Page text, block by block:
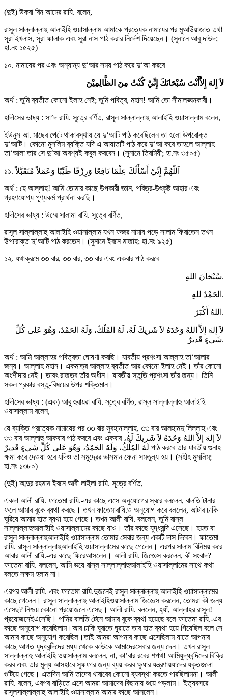
(দুই) উকবা বিন আমের রাযি. বলেন,
রাসূল সাল্লাল্লাহু আলাইহি ওয়াসাল্লাম আমাকে প্রত্যেক নামাযের পর মুআউয়াজাত তথা
সূরা ইখলাস, সূরা ফালাক এবং সূরা নাস পাঠ করার নির্দেশ দিয়েছেন। (সুনানে আবু দাউদ;
হা.নং ১৫২৫)
১০. নামাযের পর এবং অন্যান্য দু‘আর সময় পাঠ করে দু‘আ করবে
لاَ إِلهَ إِلاَّأَنْتَ سُبْحَانَكَ إِنِّيْ كُنْتُ مِنَ الظَّالِمِيْنَ
অর্থ : তুমি ব্যতীত কোনো ইলাহ নেই; তুমি পবিত্র, মহান! আমি তো সীমালঙ্ঘনকারী।
হাদীসের ভাষ্য : সা’দ রাযি. সূত্রে বর্ণিত, রাসূল সাল্লাল্লাহু আলাইহি ওয়াসাল্লাম বলেন,
ইউনুস আ. মাছের পেটে থাকাবস্থায় যে দু‘আটি পাঠ করেছিলেন তা হলো উপরোক্ত
দু‘আটি। কোনো মুসলিম ব্যক্তি যদি এ আয়াতটি পাঠ করে দু‘আ করে তাহলে আল্লাহ
তা‘আলা তার সে দু‘আ অবশ্যই কবুল করবেন। (সুনানে তিরমিযী; হা.নং ৩৫০৫)
১১. اَللّهُمَّ إِنِّيْ أَسْأَلُكَ عِلْمًا نَافِعًا وَرِزْقًا طَيِّبًا وَعَمَلاً مُتَقَبَّلاً
অর্থ : হে আল্লাহ! আমি তোমার কাছে উপকারী জ্ঞান, পবিত্র-উৎকৃষ্ট আহার এবং
গ্রহণযোগ্য পূণ্যকর্ম প্রার্থনা করছি।
হাদীসের ভাষ্য : উম্মে সালামা রাযি. সূত্রে বর্ণিত,
রাসূল সাল্লাল্লাহু আলাইহি ওয়াসাল্লাম যখন ফজর নামায পড়ে সালাম ফিরাতেন তখন
উপরোক্ত দু‘আটি পাঠ করতেন। (সুনানে ইবনে মাজাহ; হা.নং ৯২৫)
১২. যথাক্রমে ৩৩ বার, ৩৩ বার, ৩৩ বার এবং একবার পাঠ করবে
سُبْحَانَ اللهِ.
الحَمْدُ للهِ.
اللهُ أَكْبَرُ.
لاَ إلهَ إلاَّ اللهُ وَحْدَهُ لاَ شَريكَ لَهُ، لَهُ المُلْكُ، وَلَهُ الحَمْدُ، وَهُوَ عَلى كُلِّ
شَيءٍ قَديرٌ.
অর্থ : আমি আল্লাহর পবিত্রতা ঘোষণা করছি। যাবতীয় প্রশংসা আল্লাহ তা‘আলার
জন্য। আল্লাহ মহান। একমাত্র আল্লাহ ব্যতীত আর কোনো ইলাহ নেই। তাঁর কোনো
অংশীদার নেই। তাবৎ রাজত্ব তাঁর অধীন। যাবতীয় স্তুতি প্রশংসা তাঁর জন্য। তিনি
সকল প্রকার বস্তু-বিষয়ের উপর শক্তিমান।
হাদীসের ভাষ্য : (এক) আবু হুরায়রা রাযি. সূত্রে বর্ণিত, রাসূল সাল্লাল্লাহু আলাইহি
ওয়াসাল্লাম বলেন,
যে ব্যক্তি প্রত্যেক নামাযের পর ৩৩ বার সুবহানাল্লাহ, ৩৩ বার আলহামদু লিল্লাহ এবং
৩৩ বার আল্লাহু আকবার পাঠ করবে এবং একবার لاَ إلهَ إلاَّ اللهُ وَحْدَهُ لاَ شَريكَ لَهُ،
لَهُ المُلْكُ، وَلَهُ الحَمْدُ، وَهُوَ عَلى كُلِّ شَيءٍ قَديرٌ পাঠ করবে তার যাবতীয় গুনাহ
ক্ষমা করে দেওয়া হবে যদিও তা সমুদ্রের ভাসমান ফেনা সমতুল্য হয়। (সহীহ মুসলিম;
হা.নং ১৩৮০)
(দুই) আব্দুর রহমান ইবনে আবী লাইলা রাযি. সূত্রে বর্ণিত,
একদা আলী রাযি. ফাতেমা রাযি.-এর কাছে এসে অনুযোগের স্বরে বললেন, বালতি টানার
ফলে আমার বুকে ব্যথা করছে। তখন ফাতেমারাযি.ও অনুযোগ করে বললেন, আটার চাকি
ঘুরিয়ে আমার হাত ব্যথা হয়ে গেছে। তখন আলী রাযি. বললেন, তুমি রাসূল
সাল্লাল্লাহুআলাইহি ওয়াসাল্লামের কাছে যাও। তাঁর কাছে যুদ্ধবন্দি এসেছে। হয়ত বা
রাসূল সাল্লাল্লাহুআলাইহি ওয়াসাল্লাম তোমার সেবার জন্য একটি দাস দিবেন। ফাতেমা
রাযি. রাসূল সাল্লাল্লাহুআলাইহি ওয়াসাল্লামের কাছে গেলেন। এরপর সালাম বিনিময় করে
আবার আলী রাযি.-এর কাছে ফিরেআসলেন। আলী রাযি. জিজ্ঞেস করলেন, কী সংবাদ?
ফাতেমা রাযি. বললেন, আমি ভয়ে রাসূল সাল্লাল্লাহুআলাইহি ওয়াসাল্লামের সাথে কথা
বলতে সক্ষম হলাম না।
এরপর আলী রাযি. এবং ফাতেমা রাযি.দুজনেই রাসূল সাল্লাল্লাহু আলাইহি ওয়াসাল্লামের
কাছে গেলেন। রাসূল সাল্লাল্লাহু আলাইহিওয়াসাল্লাম জিজ্ঞেস করলেন, তোমরা কী জন্য
এসেছ? নিশ্চয় কোনো প্রয়োজনে এসেছ। আলী রাযি. বললেন, হ্যাঁ, আল্লাহর রাসূল!
প্রয়োজনেইএসেছি। পানির বালতি টেনে আমার বুকে ব্যথা হয়েছে বলে ফাতেমা রাযি.-এর
কাছে অনুযোগ করেছিলাম।আর চাকি ঘুরাতে ঘুরাতে তার হাত ব্যথা হয়ে গিয়েছিল বলে সে
আমার কাছে অনুযোগ করেছিল।তাই আমরা আপনার কাছে এসেছিলাম যাতে আপনার
কাছে আগত যুদ্ধবন্দিদের মধ্য থেকে কাউকে আমাদেরসেবার জন্য দেন। তখন রাসূল
সাল্লাল্লাহু আলাইহি ওয়াসাল্লাম বললেন, না, কা’বার রবের শপথ! আমিযুদ্ধবন্দিদের বিক্রি
করব এবং তার মূল্য আসহাবে সুফফার জন্য ব্যয় করব ক্ষুধার যন্ত্রণায়যাদের যকৃতগুলো
গুটিয়ে গেছে। এতদিন আমি তাদের খাবারের কোনো ব্যবস্থা করতে পারছিলামনা। আলী
রাযি. বলেন, এরপর বাড়িতে এসে আমরা আমাদের বিছানায় শুয়ে পড়লাম। ইত্যবসরে
রাসূলসাল্লাল্লাহু আলাইহি ওয়াসাল্লাম আমার কাছে আসলেন।